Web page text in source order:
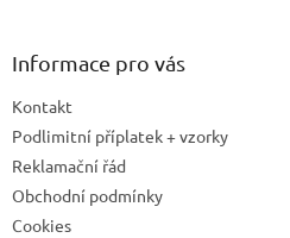
Informace pro vás
Kontakt
Podlimitní příplatek + vzorky
Reklamační řád
Obchodní podmínky
Cookies